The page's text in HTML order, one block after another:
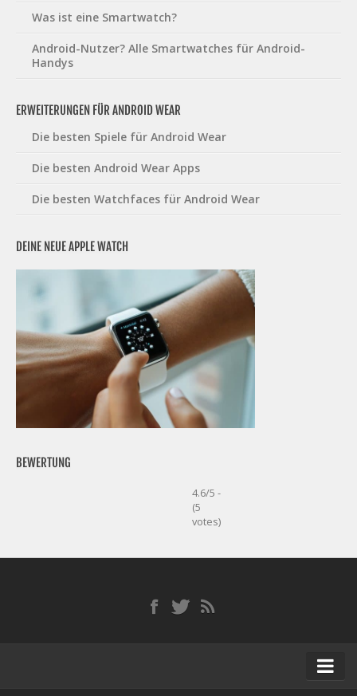
Was ist eine Smartwatch?
Android-Nutzer? Alle Smartwatches für Android-
Handys
ERWEITERUNGEN FÜR ANDROID WEAR
Die besten Spiele für Android Wear
Die besten Android Wear Apps
Die besten Watchfaces für Android Wear
DEINE NEUE APPLE WATCH
BEWERTUNG
4.6/5 -
(5
votes)